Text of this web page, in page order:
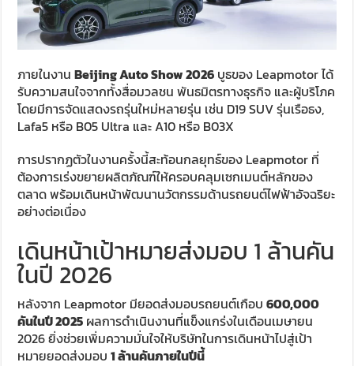
ภายในงานBeijing Auto Show 2026 บูธของ Leapmotor ได้
รับความสนใจจากทั้งสื่อมวลชน พันธมิตรทางธุรกิจ และผู้บริโภค
โดยมีการจัดแสดงรถรุ่นใหม่หลายรุ่น เช่น D19 SUV รุ่นเรือธง,
Lafa5 หรือ B05 Ultra และ A10 หรือ B03X
การปรากฏตัวในงานครั้งนี้สะท้อนกลยุทธ์ของ Leapmotor ที่
ต้องการเร่งขยายผลิตภัณฑ์ให้ครอบคลุมเซกเมนต์หลักของ
ตลาด พร้อมเดินหน้าพัฒนานวัตกรรมด้านรถยนต์ไฟฟ้าอัจฉริยะ
อย่างต่อเนื่อง
เดินหน้าเป้าหมายส่งมอบ 1 ล้านคัน
ในปี 2026
หลังจาก Leapmotor มียอดส่งมอบรถยนต์เกือบ600,000
คันในปี 2025 ผลการดำเนินงานที่แข็งแกร่งในเดือนเมษายน
2026 ยิ่งช่วยเพิ่มความมั่นใจให้บริษัทในการเดินหน้าไปสู่เป้า
หมายยอดส่งมอบ1 ล้านคันภายในปีนี้